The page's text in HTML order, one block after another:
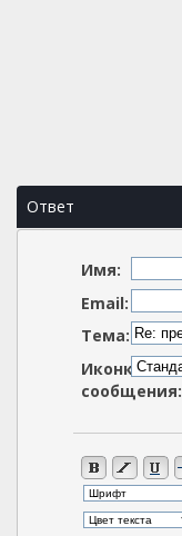
Ответ
Имя:
Email:
Тема:
Иконка
сообщения: